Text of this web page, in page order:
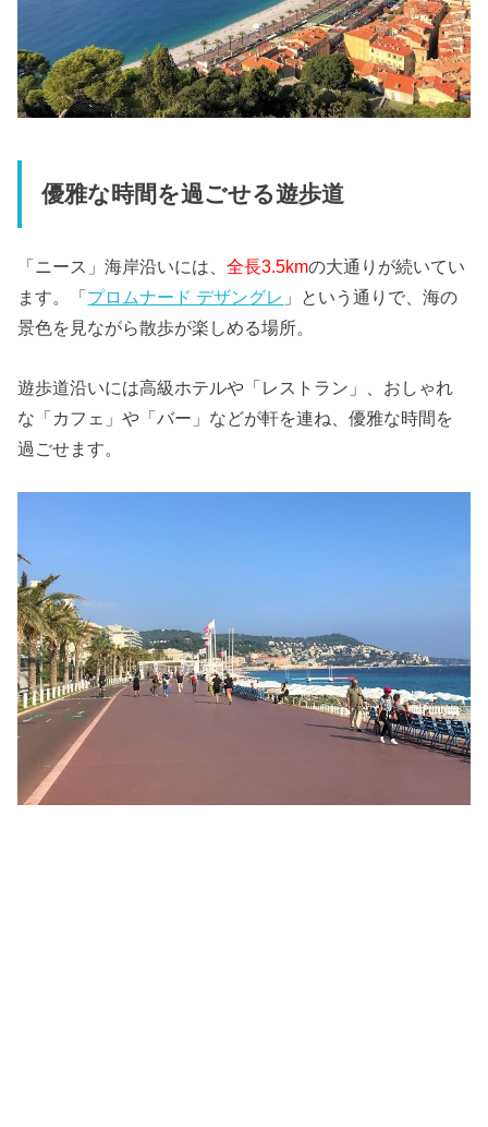
優雅な時間を過ごせる遊歩道
「ニース」海岸沿いには、全長3.5kmの大通りが続いてい
ます。「プロムナード デザングレ 」という通りで、海の
景色を見ながら散歩が楽しめる場所。
遊歩道沿いには高級ホテルや「レストラン」、おしゃれ
な「カフェ」や「バー」などが軒を連ね、優雅な時間を
過ごせます。